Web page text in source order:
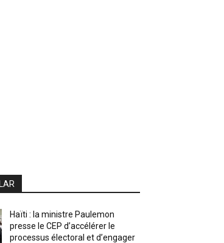
Haïti : la ministre Paulemon
presse le CEP d’accélérer le
processus électoral et d’engager